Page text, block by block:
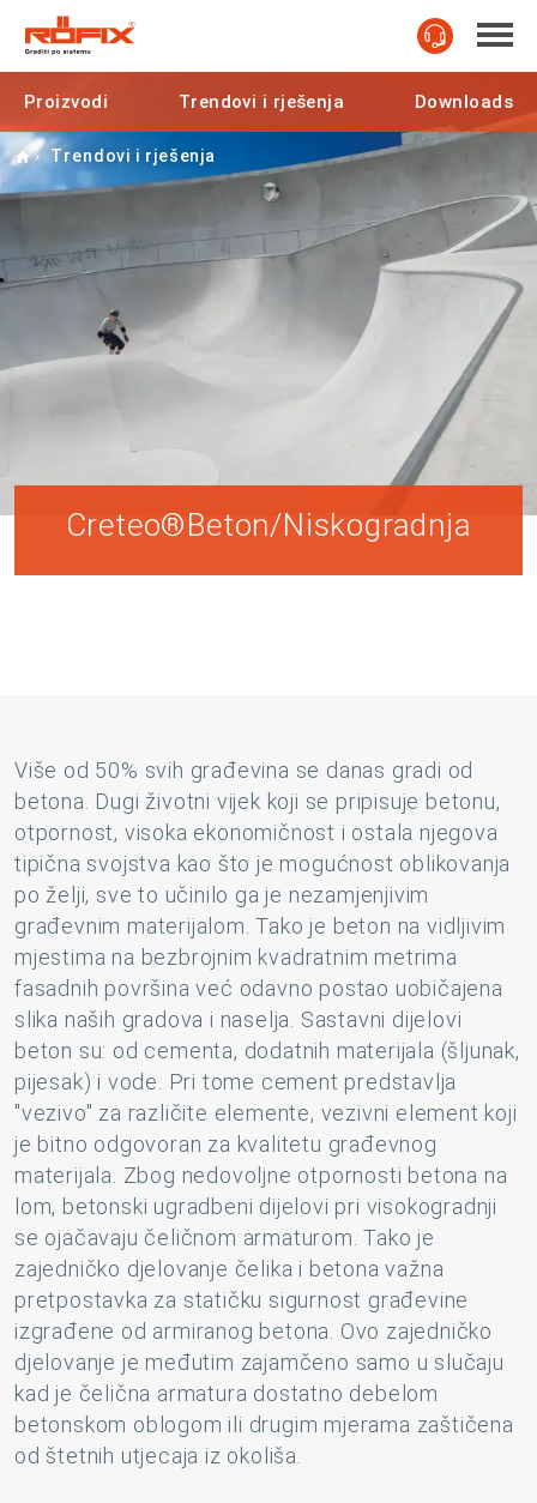
Proizvodi Trendovi i rješenja Downloads
Home
Trendovi i rješenja
Creteo®Beton/Niskogradnja
Više od 50% svih građevina se danas gradi od
betona. Dugi životni vijek koji se pripisuje betonu,
otpornost, visoka ekonomičnost i ostala njegova
tipična svojstva kao što je mogućnost oblikovanja
po želji, sve to učinilo ga je nezamjenjivim
građevnim materijalom. Tako je beton na vidljivim
mjestima na bezbrojnim kvadratnim metrima
fasadnih površina već odavno postao uobičajena
slika naših gradova i naselja. Sastavni dijelovi
beton su: od cementa, dodatnih materijala (šljunak,
pijesak) i vode. Pri tome cement predstavlja
"vezivo" za različite elemente, vezivni element koji
je bitno odgovoran za kvalitetu građevnog
materijala. Zbog nedovoljne otpornosti betona na
lom, betonski ugradbeni dijelovi pri visokogradnji
se ojačavaju čeličnom armaturom. Tako je
zajedničko djelovanje čelika i betona važna
pretpostavka za statičku sigurnost građevine
izgrađene od armiranog betona. Ovo zajedničko
djelovanje je međutim zajamčeno samo u slučaju
kad je čelična armatura dostatno debelom
betonskom oblogom ili drugim mjerama zaštičena
od štetnih utjecaja iz okoliša.